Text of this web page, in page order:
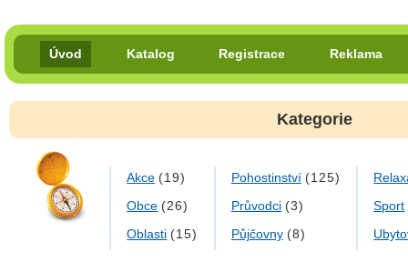
Úvod Katalog Registrace Reklama
Kategorie
Akce (19)
Obce (26)
Oblasti (15)
Pohostinství (125)
Průvodci (3)
Půjčovny (8)
Sport